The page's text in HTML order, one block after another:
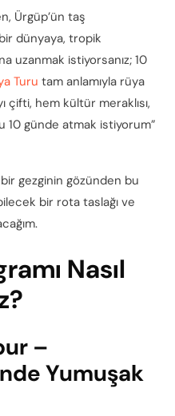
Ürgüp’ün taş
dünyaya, tropik
uzanmak istiyorsanız; 10
Turu tam anlamıyla rüya
çifti, hem kültür meraklısı,
10 günde atmak istiyorum”
bir gezginin gözünden bu
bir rota taslağı ve
Nasıl
–
Yumuşak